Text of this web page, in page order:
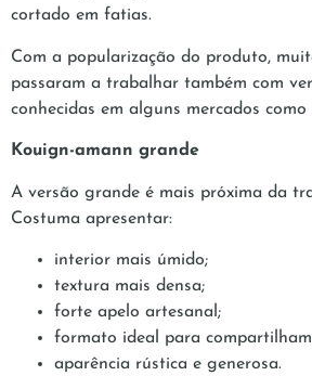
cortado em fatias.
Com a popularização do produto,
passaram a trabalhar também com
conhecidas em alguns mercados como
Kouign-amann grande
A versão grande é mais próxima da
Costuma apresentar:
interior mais úmido;
textura mais densa;
forte apelo artesanal;
formato ideal para
aparência rústica e generosa.